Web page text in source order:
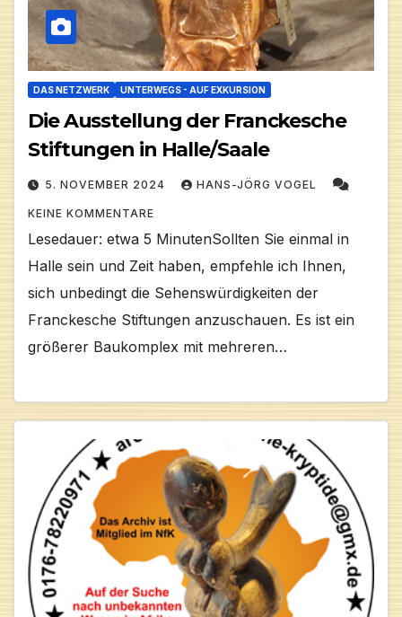
DAS NETZWERK UNTERWEGS - AUF EXKURSION
Die Ausstellung der Franckesche
Stiftungen in Halle/Saale
5. NOVEMBER 2024 HANS-JÖRG VOGEL
KEINE KOMMENTARE
Lesedauer: etwa 5 MinutenSollten Sie einmal in
Halle sein und Zeit haben, empfehle ich Ihnen,
sich unbedingt die Sehenswürdigkeiten der
Franckesche Stiftungen anzuschauen. Es ist ein
größerer Baukomplex mit mehreren…